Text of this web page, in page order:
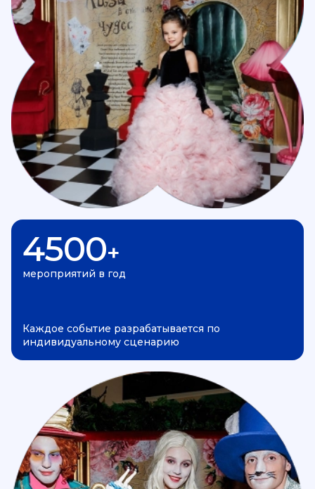
4500+
мероприятий в год
Каждое событие разрабатывается по
индивидуальному сценарию